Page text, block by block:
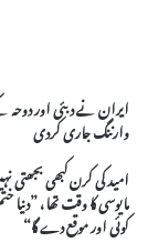
ایران نے دبئی اور
وارننگ جاری کردی
امید کی کرن کبھی
مایوسی کا وقت تھا،
کوئی اور موقع دے گا“